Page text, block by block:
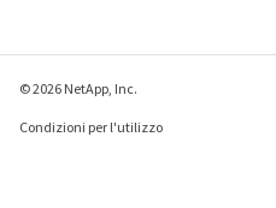
© 2026 NetApp, Inc.
Condizioni per l'utilizzo